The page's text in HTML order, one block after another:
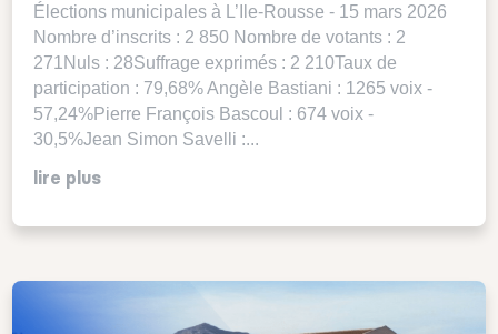
Élections municipales à L’Ile-Rousse - 15 mars 2026
Nombre d’inscrits : 2 850 Nombre de votants : 2
271Nuls : 28Suffrage exprimés : 2 210Taux de
participation : 79,68% Angèle Bastiani : 1265 voix -
57,24%Pierre François Bascoul : 674 voix -
30,5%Jean Simon Savelli :...
lire plus